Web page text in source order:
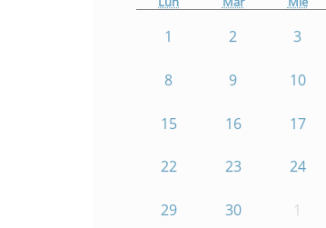
1 2 3
8 9 10
15 16 17
22 23 24
29 30 1